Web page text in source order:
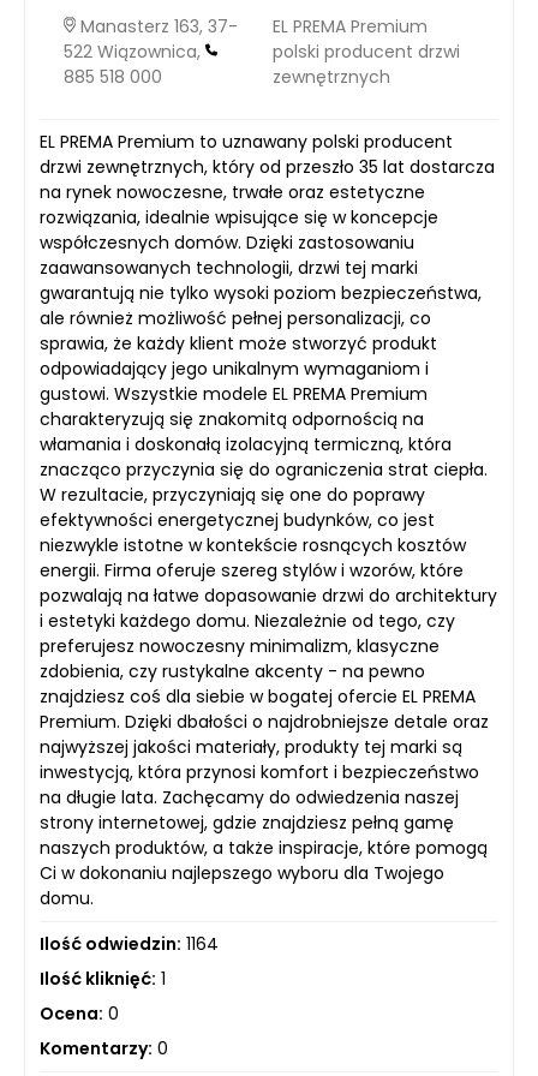
Manasterz 163, 37-
522 Wiązownica,
885 518 000
EL PREMA Premium
polski producent drzwi
zewnętrznych
EL PREMA Premium to uznawany polski producent
drzwi zewnętrznych, który od przeszło 35 lat dostarcza
na rynek nowoczesne, trwałe oraz estetyczne
rozwiązania, idealnie wpisujące się w koncepcje
współczesnych domów. Dzięki zastosowaniu
zaawansowanych technologii, drzwi tej marki
gwarantują nie tylko wysoki poziom bezpieczeństwa,
ale również możliwość pełnej personalizacji, co
sprawia, że każdy klient może stworzyć produkt
odpowiadający jego unikalnym wymaganiom i
gustowi. Wszystkie modele EL PREMA Premium
charakteryzują się znakomitą odpornością na
włamania i doskonałą izolacyjną termiczną, która
znacząco przyczynia się do ograniczenia strat ciepła.
W rezultacie, przyczyniają się one do poprawy
efektywności energetycznej budynków, co jest
niezwykle istotne w kontekście rosnących kosztów
energii. Firma oferuje szereg stylów i wzorów, które
pozwalają na łatwe dopasowanie drzwi do architektury
i estetyki każdego domu. Niezależnie od tego, czy
preferujesz nowoczesny minimalizm, klasyczne
zdobienia, czy rustykalne akcenty - na pewno
znajdziesz coś dla siebie w bogatej ofercie EL PREMA
Premium. Dzięki dbałości o najdrobniejsze detale oraz
najwyższej jakości materiały, produkty tej marki są
inwestycją, która przynosi komfort i bezpieczeństwo
na długie lata. Zachęcamy do odwiedzenia naszej
strony internetowej, gdzie znajdziesz pełną gamę
naszych produktów, a także inspiracje, które pomogą
Ci w dokonaniu najlepszego wyboru dla Twojego
domu.
Ilość odwiedzin: 1164
Ilość kliknięć: 1
Ocena: 0
Komentarzy: 0